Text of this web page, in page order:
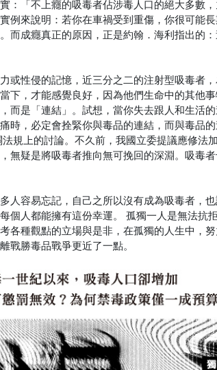
：「不上癮的吸毒者佔涉毒人口的絕大多數
例來說明：若你在車禍受到重傷，你很可能
而成癮真正的原因，正是約翰．海利指出的
或性侵的記憶，近三分之二的注射型吸毒者
下，才能感覺良好，因為他們生命中的其他
而是「連結」。試想，當你失去跟人和生活
時，必定會拴緊你與毒品的連結，而與毒品
規上的討論。不久前，我國立委提議應修法
無疑是將吸毒者推向無可挽回的深淵。吸毒
人容易忘記，自己之所以沒有成為吸毒者，
個人都能擁有這份幸運。
孤獨一人是無法抗
各種觀點的立場與是非，在孤獨的人生中，
戰勝毒品戰爭更近了一點。